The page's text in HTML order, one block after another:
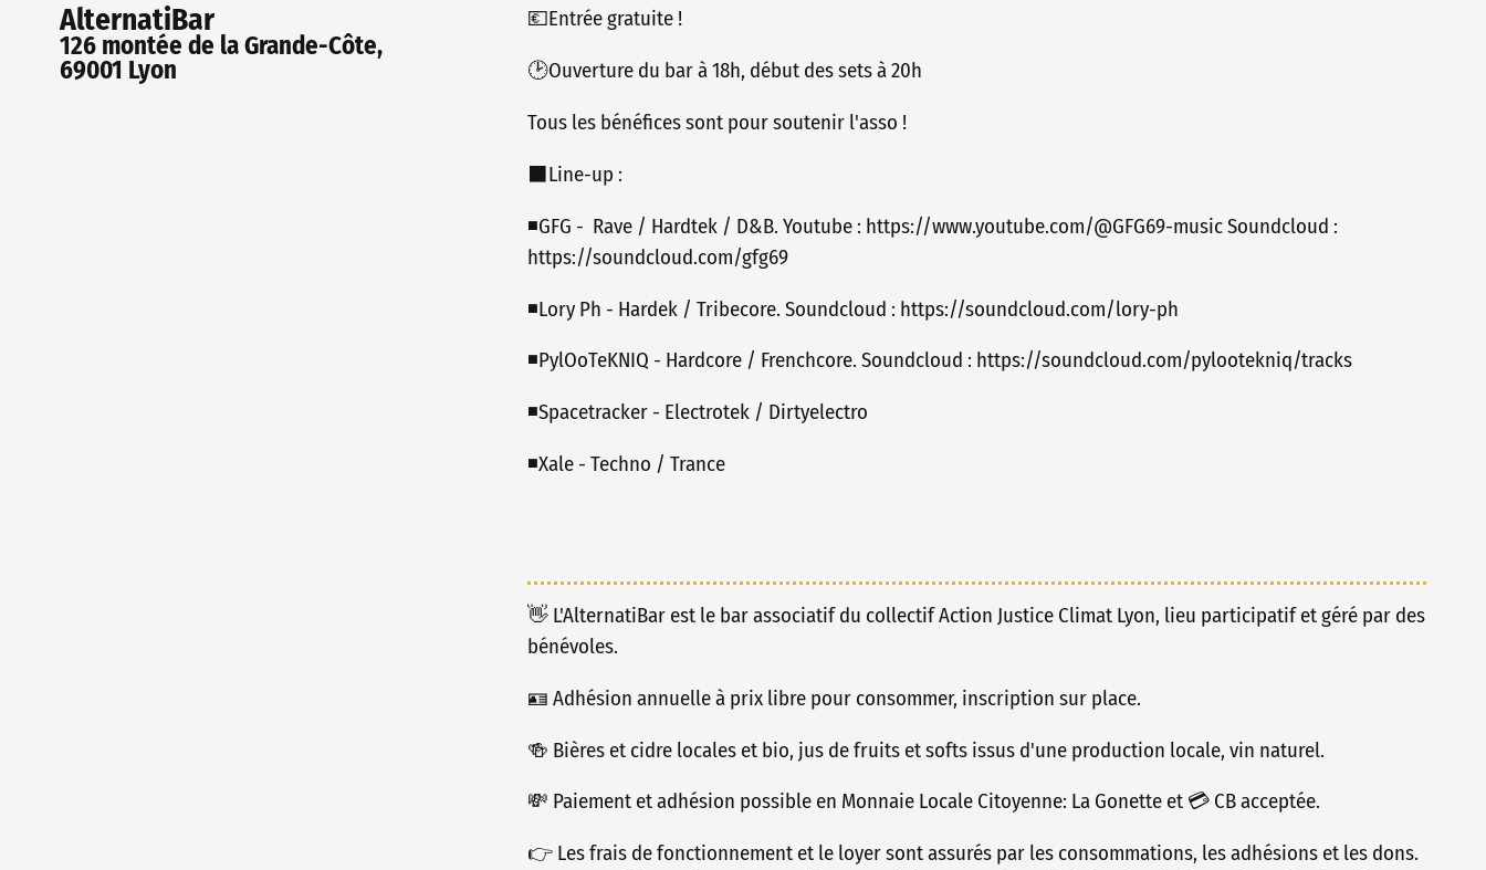
AlternatiBar
126 montée de la Grande-Côte,
69001 Lyon
💶Entrée gratuite !
🕑Ouverture du bar à 18h, début des sets à 20h
Tous les bénéfices sont pour soutenir l'asso !
⬛️Line-up :
◾️GFG - Rave / Hardtek / D&B. Youtube : https://www.youtube.com/@GFG69-music Soundcloud :
https://soundcloud.com/gfg69
◾️Lory Ph - Hardek / Tribecore. Soundcloud : https://soundcloud.com/lory-ph
◾️PylOoTeKNIQ - Hardcore / Frenchcore. Soundcloud : https://soundcloud.com/pylootekniq/tracks
◾️Spacetracker - Electrotek / Dirtyelectro
◾️Xale - Techno / Trance
👋 L'AlternatiBar est le bar associatif du collectif Action Justice Climat Lyon, lieu participatif et géré par des
bénévoles.
🪪 Adhésion annuelle à prix libre pour consommer, inscription sur place.
🍻 Bières et cidre locales et bio, jus de fruits et softs issus d'une production locale, vin naturel.
💸 Paiement et adhésion possible en Monnaie Locale Citoyenne: La Gonette et 💳 CB acceptée.
👉 Les frais de fonctionnement et le loyer sont assurés par les consommations, les adhésions et les dons.